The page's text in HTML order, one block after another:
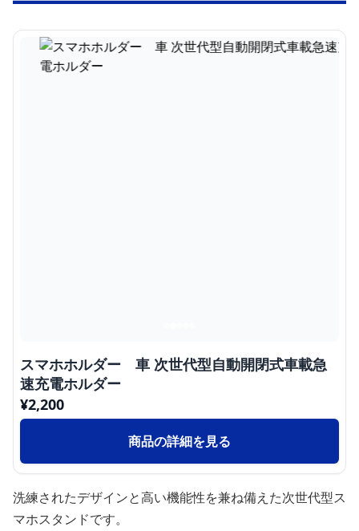
スマホホルダー 車 次世代型自動開閉式車載急
速充電ホルダー
¥2,200
商品の詳細を見る
洗練されたデザインと高い機能性を兼ね備えた次世代型ス
マホスタンドです。